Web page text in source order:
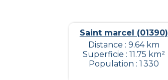
Saint marcel (01390)
Distance : 9.64 km
Superficie : 11.75 km²
Population : 1 330